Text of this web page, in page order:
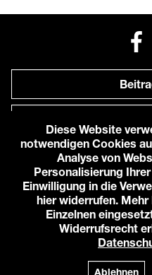
© 2026
Cookie-
Powered by
Diese Website
notwendigen Cookies
Analyse von
Personalisierung
Einwilligung in die
hier widerrufen.
Einzelnen
Widerrufsrecht
Ablehnen